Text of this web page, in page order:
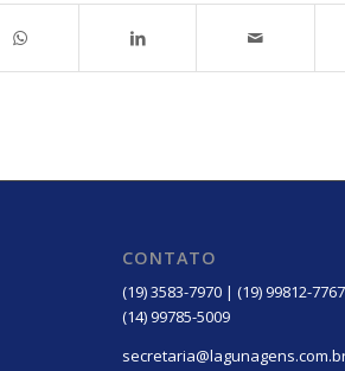
CONTATO
(19) 3583-7970 | (19) 99812-
(14) 99785-5009